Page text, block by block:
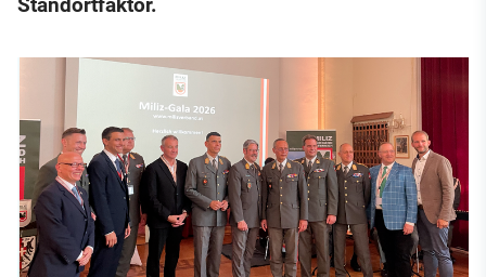
Standortfaktor.